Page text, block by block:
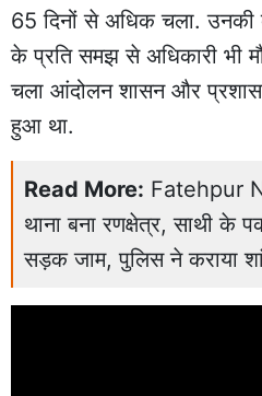
65 दिनों से अधिक चला.
के प्रति समझ से अधिकारी भी
चला आंदोलन शासन और
हुआ था.
Read More: Fatehpur
थाना बना रणक्षेत्र, साथी के
सड़क जाम, पुलिस ने कराया